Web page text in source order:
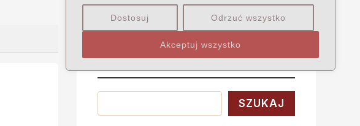
Dostosuj Odrzuć wszystko
Akceptuj wszystko
Wyszukaj
Szukaj
SZUKAJ